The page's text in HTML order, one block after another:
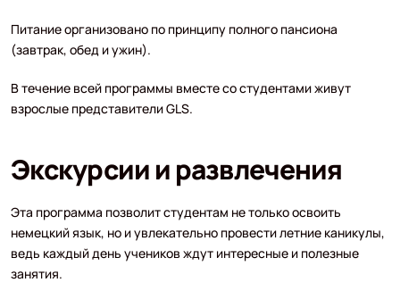
Питание организовано по принципу полного пансиона
(завтрак, обед и ужин).
В течение всей программы вместе со студентами живут
взрослые представители GLS.
Экскурсии и развлечения
Эта программа позволит студентам не только освоить
немецкий язык, но и увлекательно провести летние каникулы,
ведь каждый день учеников ждут интересные и полезные
занятия.